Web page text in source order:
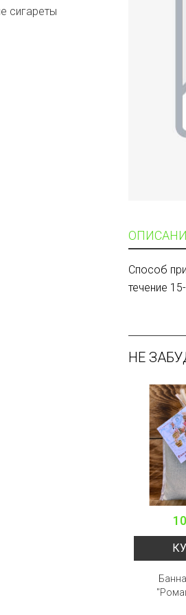
сигареты
Способ
течение
НЕ